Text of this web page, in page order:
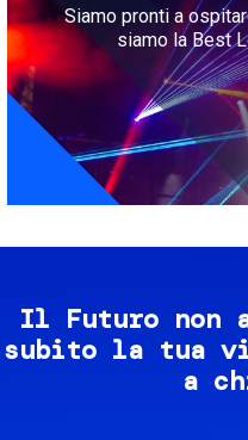
Siamo pronti a
siamo la Best
Il Futuro non
subito la tua
a